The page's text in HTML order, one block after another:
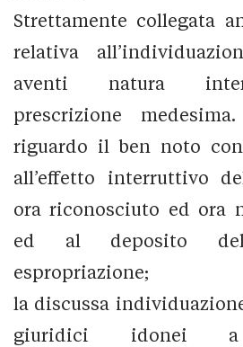
Strettamente collegata
relativa
aventi natura
prescrizione
riguardo il ben noto
all’effetto interruttivo
ora riconosciuto ed ora
ed al deposito
espropriazione;
la discussa
giuridici idonei a